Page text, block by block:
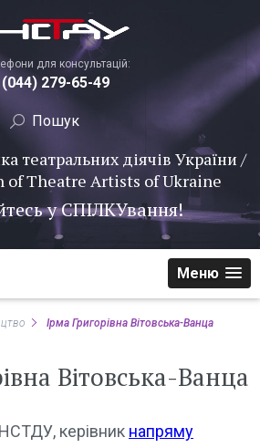
для консультацій:
(044) 279-65-49
театральних діячів України /
of Theatre Artists of Ukraine
уСПІЛКУвання!
Меню
Ірма Григорівна Вітовська-Ванца
Вітовська-Ванца
керівник напряму